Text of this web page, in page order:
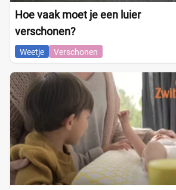
Hoe vaak moet je een luier
verschonen?
Weetje Verschonen